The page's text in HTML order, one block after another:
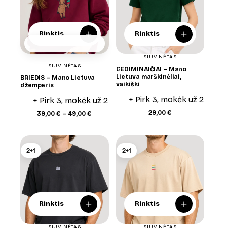
Rinktis +
SIUVINĖTAS
BRIEDIS – Mano Lietuva
džemperis
+ Pirk 3, mokėk už 2
39,00€ – 49,00€
through
49,00 €
Rinktis +
SIUVINĖTAS
GEDIMINAIČIAI – Mano
Lietuva marškinėliai,
vaikiški
+ Pirk 3, mokėk už 2
29,00 €
2+1
Rinktis +
SIUVINĖTAS
2+1
Rinktis +
SIUVINĖTAS